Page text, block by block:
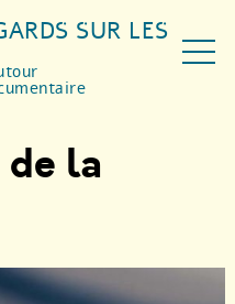
SUR LES
la